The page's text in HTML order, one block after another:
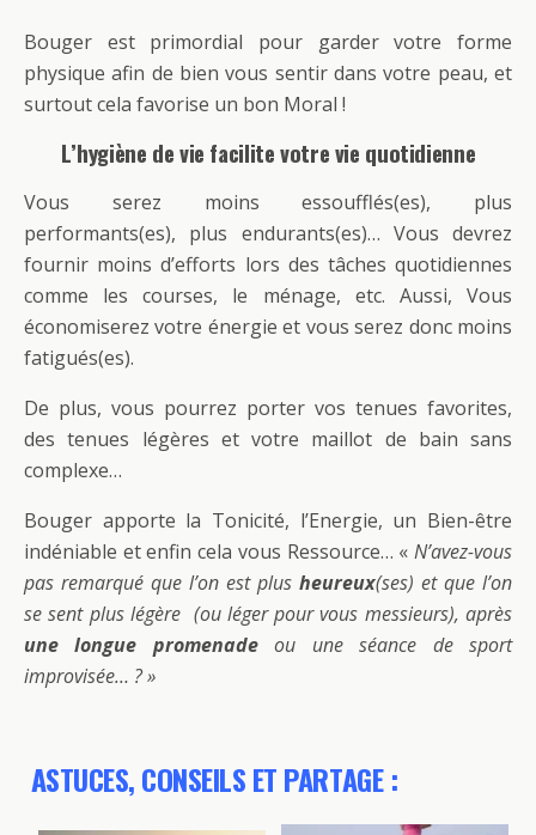
Bouger est primordial pour garder votre forme
physique afin de bien vous sentir dans votre peau, et
surtout cela favorise un bon Moral !
L’hygiène de vie facilite votre vie quotidienne
Vous serez moins essoufflés(es), plus
performants(es), plus endurants(es)… Vous devrez
fournir moins d’efforts lors des tâches quotidiennes
comme les courses, le ménage, etc. Aussi, Vous
économiserez votre énergie et vous serez donc moins
fatigués(es).
De plus, vous pourrez porter vos tenues favorites,
des tenues légères et votre maillot de bain sans
complexe…
Bouger apporte la Tonicité, l’Energie, un Bien-être
indéniable et enfin cela vous Ressource… « N’avez-vous
pas remarqué que l’on est plus heureux(ses) et que l’on
se sent plus légère (ou léger pour vous messieurs), après
une longue promenadeou une séance de sport
improvisée… ? »
ASTUCES, CONSEILS ET PARTAGE :